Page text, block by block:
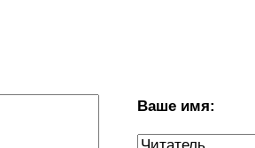
Ваше имя: